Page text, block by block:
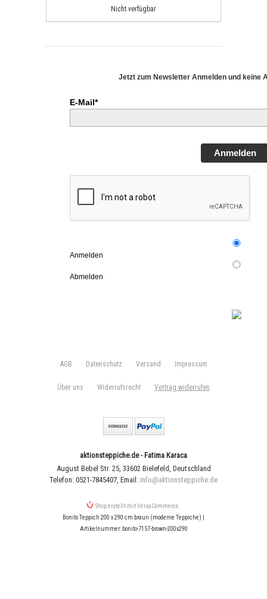
Nicht verfügbar
Jetzt zum Newsletter Anmelden und keine
E-Mail*
Anmelden
Anmelden
Abmelden
AGB Datenschutz Versand Impressum
Über uns Widerrufsrecht Vertrag widerrufen
aktionsteppiche.de - Fatima Karaca
August Bebel Str. 25, 33602 Bielefeld Deutschland
Telefon: 0521-7845407 Email: info@aktionsteppiche.de
Shop erstellt mit VersaCommerce.
Bonito Teppich 200 x 290 cm braun (moderne Teppiche) |
Artikelnummer: bonito-7157-brown-200x290